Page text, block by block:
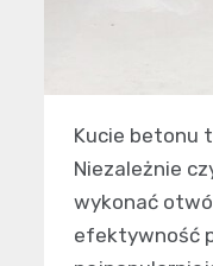
Kucie betonu
Niezależnie
wykonać
efektywność